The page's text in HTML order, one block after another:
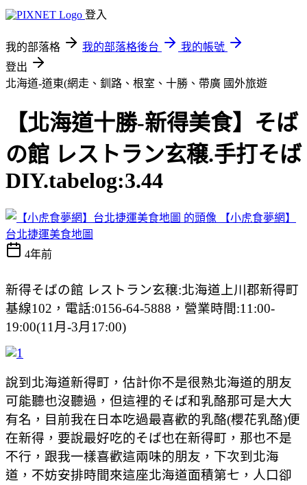
登入
我的部落格 我的部落格後台
我的帳號
登出
北海道-道東(網走、釧路、根室、十勝、帶廣 國外旅遊
【北海道十勝-新得美食】そば
の館 レストラン玄穣.手打そば
DIY.tabelog:3.44
【小虎食夢網】
台北捷運美食地圖
4年前
新得そばの館 レストラン玄穣:北海道上川郡新得町
基線102，電話:0156-64-5888，營業時間:11:00-
19:00(11月-3月17:00)
說到北海道新得町，估計你不是很熟北海道的朋友
可能聽也沒聽過，但這裡的そば和乳酪那可是大大
有名，目前我在日本吃過最喜歡的乳酪(櫻花乳酪)便
在新得，要說最好吃的そば也在新得町，那也不是
不行，跟我一樣喜歡這兩味的朋友，下次到北海
道，不妨安排時間來這座北海道面積第七，人口卻